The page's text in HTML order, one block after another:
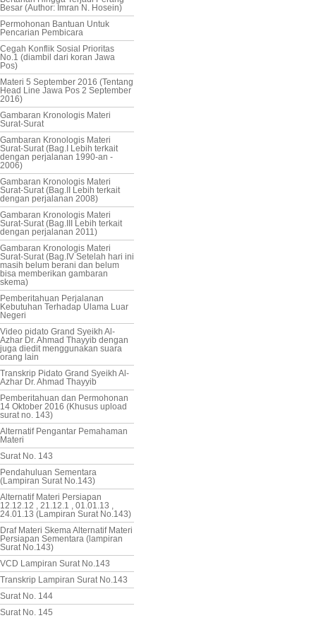
Besar (Author: Imran N. Hosein)
Permohonan Bantuan Untuk
Pencarian Pembicara
Cegah Konflik Sosial Prioritas
No.1 (diambil dari koran Jawa
Pos)
Materi 5 September 2016 (Tentang
Head Line Jawa Pos 2 September
2016)
Gambaran Kronologis Materi
Surat-Surat
Gambaran Kronologis Materi
Surat-Surat (Bag.I Lebih terkait
dengan perjalanan 1990-an -
2006)
Gambaran Kronologis Materi
Surat-Surat (Bag.II Lebih terkait
dengan perjalanan 2008)
Gambaran Kronologis Materi
Surat-Surat (Bag.III Lebih terkait
dengan perjalanan 2011)
Gambaran Kronologis Materi
Surat-Surat (Bag.IV Setelah hari ini
masih belum berani dan belum
bisa memberikan gambaran
skema)
Pemberitahuan Perjalanan
Kebutuhan Terhadap Ulama Luar
Negeri
Video pidato Grand Syeikh Al-
Azhar Dr. Ahmad Thayyib dengan
juga diedit menggunakan suara
orang lain
Transkrip Pidato Grand Syeikh Al-
Azhar Dr. Ahmad Thayyib
Pemberitahuan dan Permohonan
14 Oktober 2016 (Khusus upload
surat no. 143)
Alternatif Pengantar Pemahaman
Materi
Surat No. 143
Pendahuluan Sementara
(Lampiran Surat No.143)
Alternatif Materi Persiapan
12.12.12 , 21.12.1 , 01.01.13 ,
24.01.13 (Lampiran Surat No.143)
Draf Materi Skema Alternatif Materi
Persiapan Sementara (lampiran
Surat No.143)
VCD Lampiran Surat No.143
Transkrip Lampiran Surat No.143
Surat No. 144
Surat No. 145